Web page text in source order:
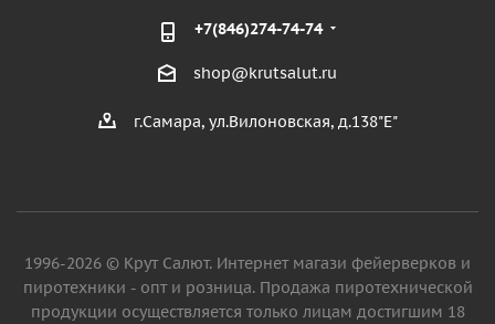
+7(846)274-74-74
shop@krutsalut.ru
г.Самара, ул.Вилоновская, д.138"Е"
1996-2026 © Крут Салют. Интернет магази фейерверков и
пиротехники - опт и розница. Продажа пиротехнической
продукции осуществляется только лицам достигшим 18